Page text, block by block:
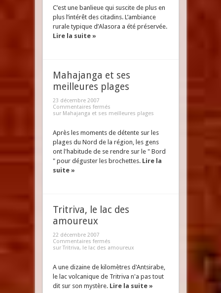
C’est une banlieue qui suscite de plus en
plus l’intérêt des citadins. L’ambiance
rurale typique d’Alasora a été préservée.
Lire la suite »
Mahajanga et ses
meilleures plages
23 décembre 2007
Commentaires fermés
sur Mahajanga et ses meilleures plages
Après les moments de détente sur les
plages du Nord de la région, les gens
ont l'habitude de se rendre sur le " Bord
" pour déguster les brochettes. Lire la
suite »
Tritriva, le lac des
amoureux
22 décembre 2007
Commentaires fermés
sur Tritriva, le lac des amoureux
A une dizaine de kilomètres d'Antsirabe,
le lac volcanique de Tritriva n'a pas tout
dit sur son mystère. Lire la suite »